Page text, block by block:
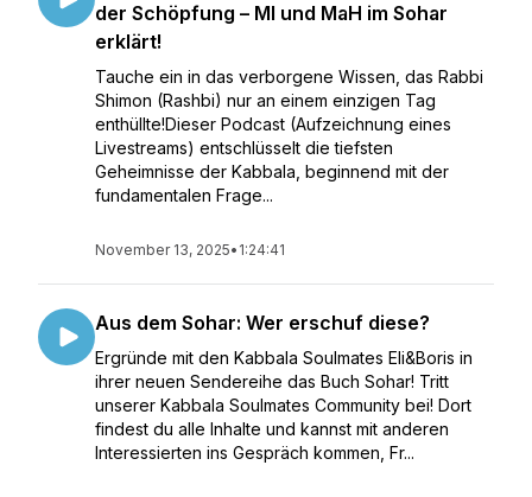
der Schöpfung – MI und MaH im Sohar
erklärt!
Tauche ein in das verborgene Wissen, das Rabbi
Shimon (Rashbi) nur an einem einzigen Tag
enthüllte!Dieser Podcast (Aufzeichnung eines
Livestreams) entschlüsselt die tiefsten
Geheimnisse der Kabbala, beginnend mit der
fundamentalen Frage...
November 13, 2025• 1:24:41
Aus dem Sohar: Wer erschuf diese?
Ergründe mit den Kabbala Soulmates Eli&Boris in
ihrer neuen Sendereihe das Buch Sohar! Tritt
unserer Kabbala Soulmates Community bei! Dort
findest du alle Inhalte und kannst mit anderen
Interessierten ins Gespräch kommen, Fr...